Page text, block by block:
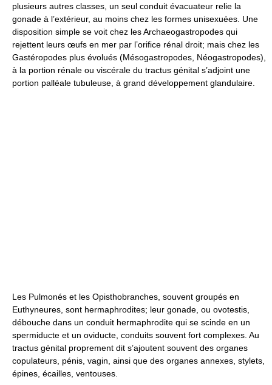
plusieurs autres classes, un seul conduit évacuateur relie la
gonade à l’extérieur, au moins chez les formes unisexuées. Une
disposition simple se voit chez les Archaeogastropodes qui
rejettent leurs œufs en mer par l’orifice rénal droit; mais chez les
Gastéropodes plus évolués (Mésogastropodes, Néogastropodes),
à la portion rénale ou viscérale du tractus génital s’adjoint une
portion palléale tubuleuse, à grand développement glandulaire.
Les Pulmonés et les Opisthobranches, souvent groupés en
Euthyneures, sont hermaphrodites; leur gonade, ou ovotestis,
débouche dans un conduit hermaphrodite qui se scinde en un
spermiducte et un oviducte, conduits souvent fort complexes. Au
tractus génital proprement dit s’ajoutent souvent des organes
copulateurs, pénis, vagin, ainsi que des organes annexes, stylets,
épines, écailles, ventouses.